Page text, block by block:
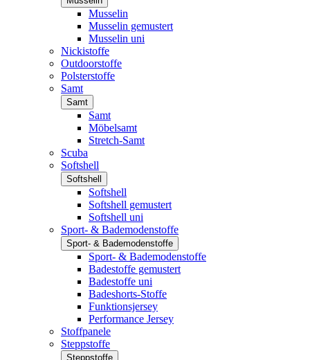
Musselin
Musselin gemustert
Musselin uni
Nickistoffe
Outdoorstoffe
Polsterstoffe
Samt
Samt
Samt
Möbelsamt
Stretch-Samt
Scuba
Softshell
Softshell
Softshell
Softshell gemustert
Softshell uni
Sport- & Bademodenstoffe
Sport- & Bademodenstoffe
Sport- & Bademodenstoffe
Badestoffe gemustert
Badestoffe uni
Badeshorts-Stoffe
Funktionsjersey
Performance Jersey
Stoffpanele
Steppstoffe
Steppstoffe